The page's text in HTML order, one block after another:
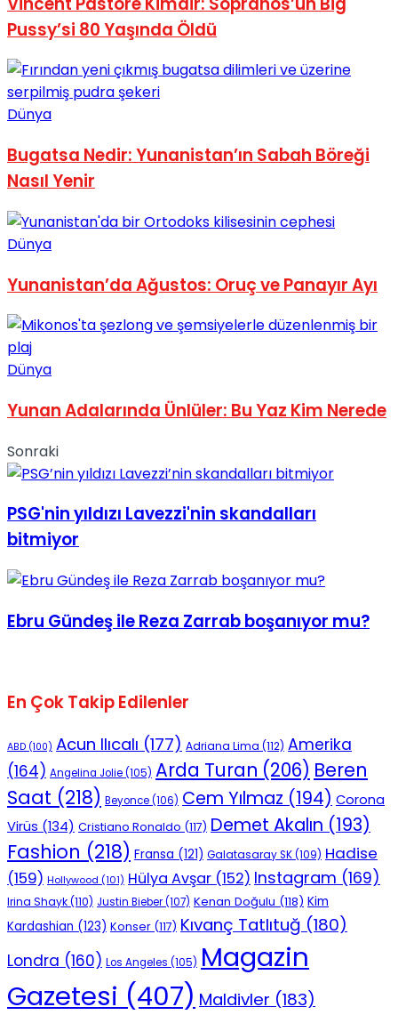
No Result
View All Result
Pussy’si 80 Yaşında Öldü
Dünya
Bugatsa Nedir: Yunanistan’ın Sabah Böreği
Nasıl Yenir
Dünya
Yunanistan’da Ağustos: Oruç ve Panayır Ayı
Dünya
Yunan Adalarında Ünlüler: Bu Yaz Kim Nerede
Sonraki
PSG'nin yıldızı Lavezzi'nin skandalları
bitmiyor
Ebru Gündeş ile Reza Zarrab boşanıyor mu?
En Çok Takip Edilenler
ABD (100) Acun Ilıcalı (177) Adriana Lima (112) Amerika
(164) Angelina Jolie(105) Arda Turan (206) Beren
Saat (218) Beyonce(106) Cem Yılmaz (194) Corona
Virüs (134) Cristiano Ronaldo (117) Demet Akalın (193)
Fashion (218) Fransa (121) Galatasaray SK(109) Hadise
(159) Hollywood (101) Hülya Avşar (152) Instagram (169)
Irina Shayk(110) Justin Bieber(107) Kenan Doğulu (118) Kim
Kardashian (123) Konser (117) Kıvanç Tatlıtuğ (180)
Londra (160) Los Angeles (105) Magazin
Gazetesi (407) Maldivler (183)